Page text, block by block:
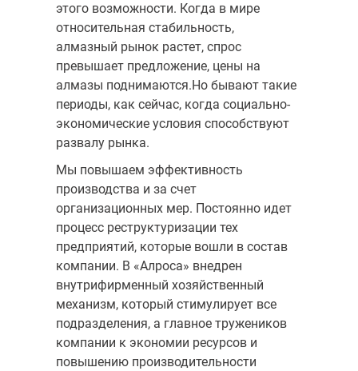
этого возможности. Когда в мире
относительная стабильность,
алмазный рынок растет, спрос
превышает предло­жение, цены на
алмазы поднимаются.Но бывают такие
периоды, как сейчас, когда социально-
экономические условия способст­вуют
развалу рынка.
Мы повышаем эффективность
производства и за счет
организационных мер. Постоянно идет
процесс реструктуризации тех
предприятий, которые вошли в состав
компании. В «Алроса» внедрен
внутрифирменный хозяйственный
механизм, который стимулирует все
подразделения, а главное тружеников
компании к экономии ресурсов и
повышению производительности